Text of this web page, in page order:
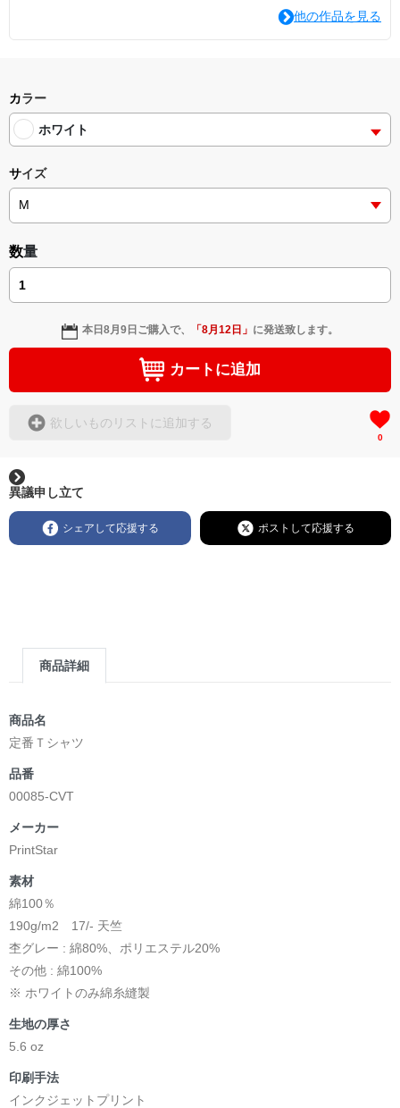
なコーディネートに個性をプラス。しっかりとした生地感で、日常
清潔感があり、デザインの余白が際立つ**「ホワイト」。
クールで都会的、カラーラインの鮮やかさが引き立つ「ブラック」
**。
あなたのスタイルに合わせて、ベースカラーをお選びいただけま
す。
• 1. ピンク / Pink
パッと目を引く、エネルギッシュで華やかなカラー。ストリートな
着こなしに遊び心をプラスしたい時に最適です。
• 2. スカイブルー / Sky Blue
も抜群で、清潔感のあるカジュアルスタイルを演出します。
• 3. グラデーション / Graduation (Purple-Orange)
夕焼けのようなエモーショナルな色彩。着る人の感性を引き立て
る、主役級のアーティスティックカラー。
• 4. チャコールグレー / Charcoal Grey
ー。シックなボトムスと合わせて都会的に着こなせます。
カスタマイズで、自分らしさを。
・ホワイト / ブラック
1.ピンク / Pink
2.スカイブルー / Sky Blue
あなたのスタイルに合わせて、ボディの色とロゴのカラーを自由に
詳細は下の「商品オプション」からお選びください。
アイテム仕様
【発送について】
本商品は受注生産となります。
ご注文から4〜7日程度で発送いたします。
他の作品を見る
カラー
ホワイト
サイズ
数量
本日8月9日 ご購入で、 「8月12日 」 に発送致します。
カートに追加
欲しいものリストに追加する
0
異議申し立て
シェアして応援する ポストして応援する
商品詳細
商品名
定番Ｔシャツ
品番
00085-CVT
メーカー
PrintStar
素材
綿100％
190g/m2 17/- 天竺
杢グレー : 綿80%、ポリエステル20%
その他 : 綿100%
※ ホワイトのみ綿糸縫製
生地の厚さ
5.6 oz
印刷手法
インクジェットプリント